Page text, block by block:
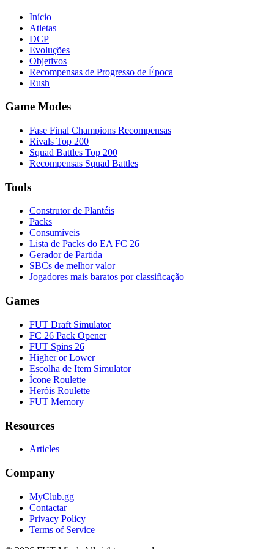
Início
Atletas
DCP
Evoluções
Objetivos
Recompensas de Progresso de Época
Rush
Game Modes
Fase Final Champions Recompensas
Rivals Top 200
Squad Battles Top 200
Recompensas Squad Battles
Tools
Construtor de Plantéis
Packs
Consumíveis
Lista de Packs do EA FC 26
Gerador de Partida
SBCs de melhor valor
Jogadores mais baratos por classificação
Games
FUT Draft Simulator
FC 26 Pack Opener
FUT Spins 26
Higher or Lower
Escolha de Item Simulator
Ícone Roulette
Heróis Roulette
FUT Memory
Resources
Articles
Company
MyClub.gg
Contactar
Privacy Policy
Terms of Service